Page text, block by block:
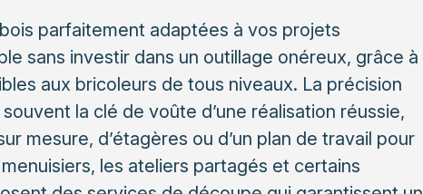
parfaitement adaptées à vos projets
sans investir dans un outillage onéreux, grâce à
aux bricoleurs de tous niveaux. La précision
la clé de voûte d’une réalisation réussie,
mesure, d’étagères ou d’un plan de travail pour
les ateliers partagés et certains